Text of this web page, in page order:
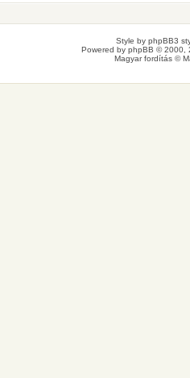
Style by phpBB3
Powered by phpBB © 2000,
Magyar fordítás ©